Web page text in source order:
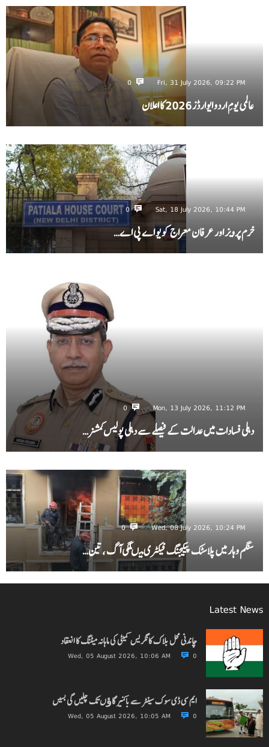
Fri, 31 July 2026, 09:22 PM
0
عالمی یومِ اردو ایوارڈز 2026 کا اعلان
Sat, 18 July 2026, 10:44 PM
0
خرم پرویز اور عرفان معراج کو یو اے پی اے…
Mon, 13 July 2026, 11:12 PM
0
دہلی فسادات میں عدالت کے فیصلے سے دہلی پولیس کمشنر…
Wed, 08 July 2026, 10:24 PM
0
سنگم وہار میں پلاسٹک پیکیجنگ فیکٹری میںلگی آگ ، تین…
Latest News
چاندنی محل بلاک کانگریس کمیٹی کی ماہانہ میٹنگ کا انعقاد
Wed, 05 August 2026, 10:06 AM 0
ایم سی ڈی سوک سینٹر سے باکنیر گاﺅں تک چلیں گی بسیں
Wed, 05 August 2026, 10:05 AM 0